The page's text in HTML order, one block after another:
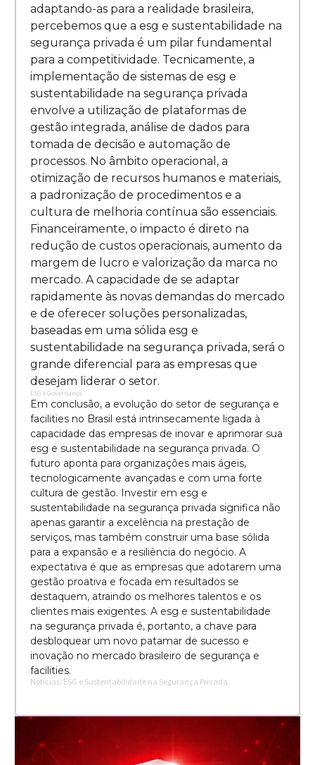
adaptando-as para a realidade brasileira,
percebemos que a esg e sustentabilidade na
segurança privada é um pilar fundamental
para a competitividade. Tecnicamente, a
implementação de sistemas de esg e
sustentabilidade na segurança privada
envolve a utilização de plataformas de
gestão integrada, análise de dados para
tomada de decisão e automação de
processos. No âmbito operacional, a
otimização de recursos humanos e materiais,
a padronização de procedimentos e a
cultura de melhoria contínua são essenciais.
Financeiramente, o impacto é direto na
redução de custos operacionais, aumento da
margem de lucro e valorização da marca no
mercado. A capacidade de se adaptar
rapidamente às novas demandas do mercado
e de oferecer soluções personalizadas,
baseadas em uma sólida esg e
sustentabilidade na segurança privada, será o
grande diferencial para as empresas que
desejam liderar o setor.
ESG e Governança
Em conclusão, a evolução do setor de segurança e
facilities no Brasil está intrinsecamente ligada à
capacidade das empresas de inovar e aprimorar sua
esg e sustentabilidade na segurança privada. O
futuro aponta para organizações mais ágeis,
tecnologicamente avançadas e com uma forte
cultura de gestão. Investir em esg e
sustentabilidade na segurança privada significa não
apenas garantir a excelência na prestação de
serviços, mas também construir uma base sólida
para a expansão e a resiliência do negócio. A
expectativa é que as empresas que adotarem uma
gestão proativa e focada em resultados se
destaquem, atraindo os melhores talentos e os
clientes mais exigentes. A esg e sustentabilidade
na segurança privada é, portanto, a chave para
desbloquear um novo patamar de sucesso e
inovação no mercado brasileiro de segurança e
facilities.
Notícias: ESG e Sustentabilidade na Segurança Privada